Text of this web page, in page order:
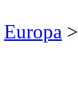
Europa >